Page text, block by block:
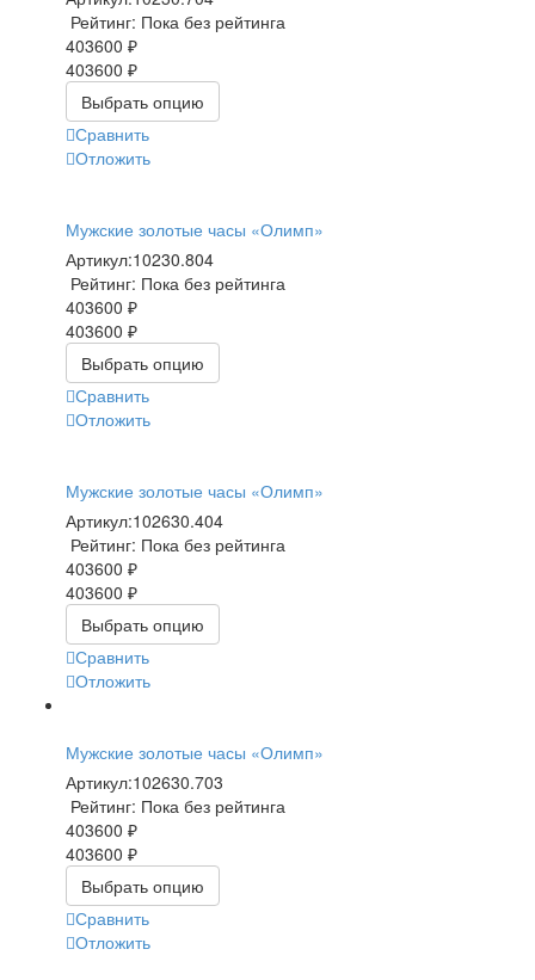
Рейтинг: Пока без рейтинга
403600 ₽
403600 ₽
Выбрать опцию
Сравнить
Отложить
Мужские золотые часы «Олимп»
Артикул:10230.804
Рейтинг: Пока без рейтинга
403600 ₽
403600 ₽
Выбрать опцию
Сравнить
Отложить
Мужские золотые часы «Олимп»
Артикул:102630.404
Рейтинг: Пока без рейтинга
403600 ₽
403600 ₽
Выбрать опцию
Сравнить
Отложить
Мужские золотые часы «Олимп»
Артикул:102630.703
Рейтинг: Пока без рейтинга
403600 ₽
403600 ₽
Выбрать опцию
Сравнить
Отложить